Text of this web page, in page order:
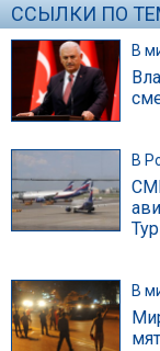
ССЫЛКИ ПО
В
В
В